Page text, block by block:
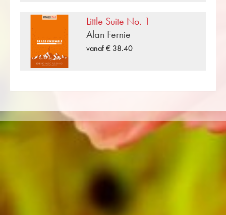
Houtblazersensemble, Symfonieorkest net
zoals CDs en Leermateriaal. Een groot deel
van de eigen literatuur van de uitgever van
topblazers zoals de Black Dyke Band, Cory
Oberaargauer Brass Band werd opgenomen
ook digitaal beschikbaar op de populaire
portals van Apple, Amazon, Google, Spotify
en andere providers wereldwijd.
hoogwaardig papier geproduceerd. Het
ietwat gelige notitiepapier biedt een goed
lichtomstandigheden. Levering aan particuliere
Little Suite No. 1
Alan Fernie
vanaf € 38.40